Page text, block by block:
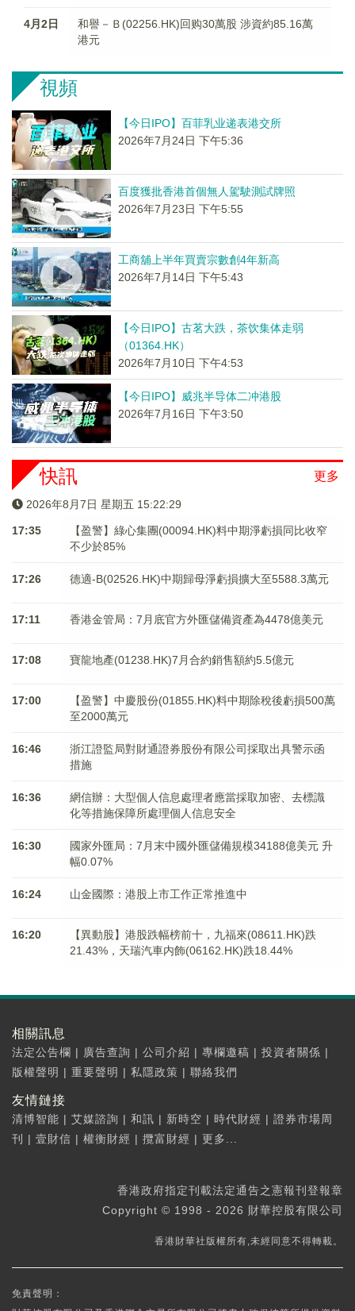
4月2日
和譽－Ｂ(02256.HK)回购30萬股 涉資約85.16萬
港元
視頻
【今日IPO】百菲乳业递表港交所
2026年7月24日 下午5:36
百度獲批香港首個無人駕駛測試牌照
2026年7月23日 下午5:55
工商舖上半年買賣宗數創4年新高
2026年7月14日 下午5:43
【今日IPO】古茗大跌，茶饮集体走弱
（01364.HK）
2026年7月10日 下午4:53
【今日IPO】威兆半导体二冲港股
2026年7月16日 下午3:50
更多
快訊
2026年8月7日 星期五 15:22:29
17:35
【盈警】綠心集團(00094.HK)料中期淨虧損同比收窄
不少於85%
17:26 德適-B(02526.HK)中期歸母淨虧損擴大至5588.3萬元
17:11 香港金管局：7月底官方外匯儲備資產為4478億美元
17:08 寶龍地產(01238.HK)7月合約銷售額約5.5億元
17:00
【盈警】中慶股份(01855.HK)料中期除稅後虧損500萬
至2000萬元
16:46
浙江證監局對財通證券股份有限公司採取出具警示函
措施
16:36
網信辦：大型個人信息處理者應當採取加密、去標識
化等措施保障所處理個人信息安全
16:30
國家外匯局：7月末中國外匯儲備規模34188億美元 升
幅0.07%
16:24 山金國際：港股上市工作正常推進中
16:20
【異動股】港股跌幅榜前十，九福來(08611.HK)跌
21.43%，天瑞汽車内飾(06162.HK)跌18.44%
相關訊息
法定公告欄 | 廣告查詢 | 公司介紹 | 專欄邀稿 | 投資者關係 |
版權聲明 | 重要聲明 | 私隱政策 | 聯絡我們
友情鏈接
清博智能 | 艾媒諮詢 | 和訊 | 新時空 | 時代財經 | 證券市場周
刊
| 壹財信 | 權衡財經 | 攬富財經 | 更多...
香港政府指定刊載法定通告之憲報刊登報章
Copyright © 1998 - 2026 財華控股有限公司
香港財華社版權所有,未經同意不得轉載。
免責聲明：